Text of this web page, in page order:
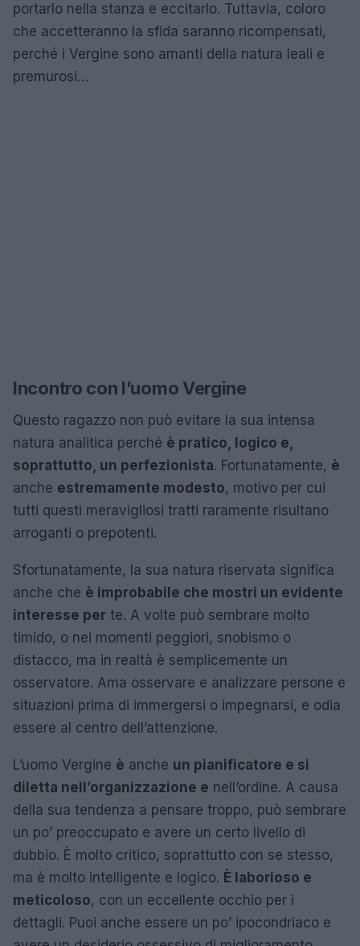
portarlo nella stanza e eccitarlo. Tuttavia, coloro
che accetteranno la sfida saranno ricompensati,
perché i Vergine sono amanti della natura leali e
premurosi…
Incontro con l’uomo Vergine
Questo ragazzo non può evitare la sua intensa
natura analitica perché è pratico, logico e,
soprattutto, un perfezionista. Fortunatamente, è
anche estremamente modesto, motivo per cui
tutti questi meravigliosi tratti raramente risultano
arroganti o prepotenti.
Sfortunatamente, la sua natura riservata significa
anche che è improbabile che mostri un evidente
interesse per te. A volte può sembrare molto
timido, o nei momenti peggiori, snobismo o
distacco, ma in realtà è semplicemente un
osservatore. Ama osservare e analizzare persone e
situazioni prima di immergersi o impegnarsi, e odia
essere al centro dell’attenzione.
L’uomo Vergine è anche un pianificatore e si
diletta nell’organizzazione e nell’ordine. A causa
della sua tendenza a pensare troppo, può sembrare
un po’ preoccupato e avere un certo livello di
dubbio. È molto critico, soprattutto con se stesso,
ma è molto intelligente e logico. È laborioso e
meticoloso, con un eccellente occhio per i
dettagli. Puoi anche essere un po’ ipocondriaco e